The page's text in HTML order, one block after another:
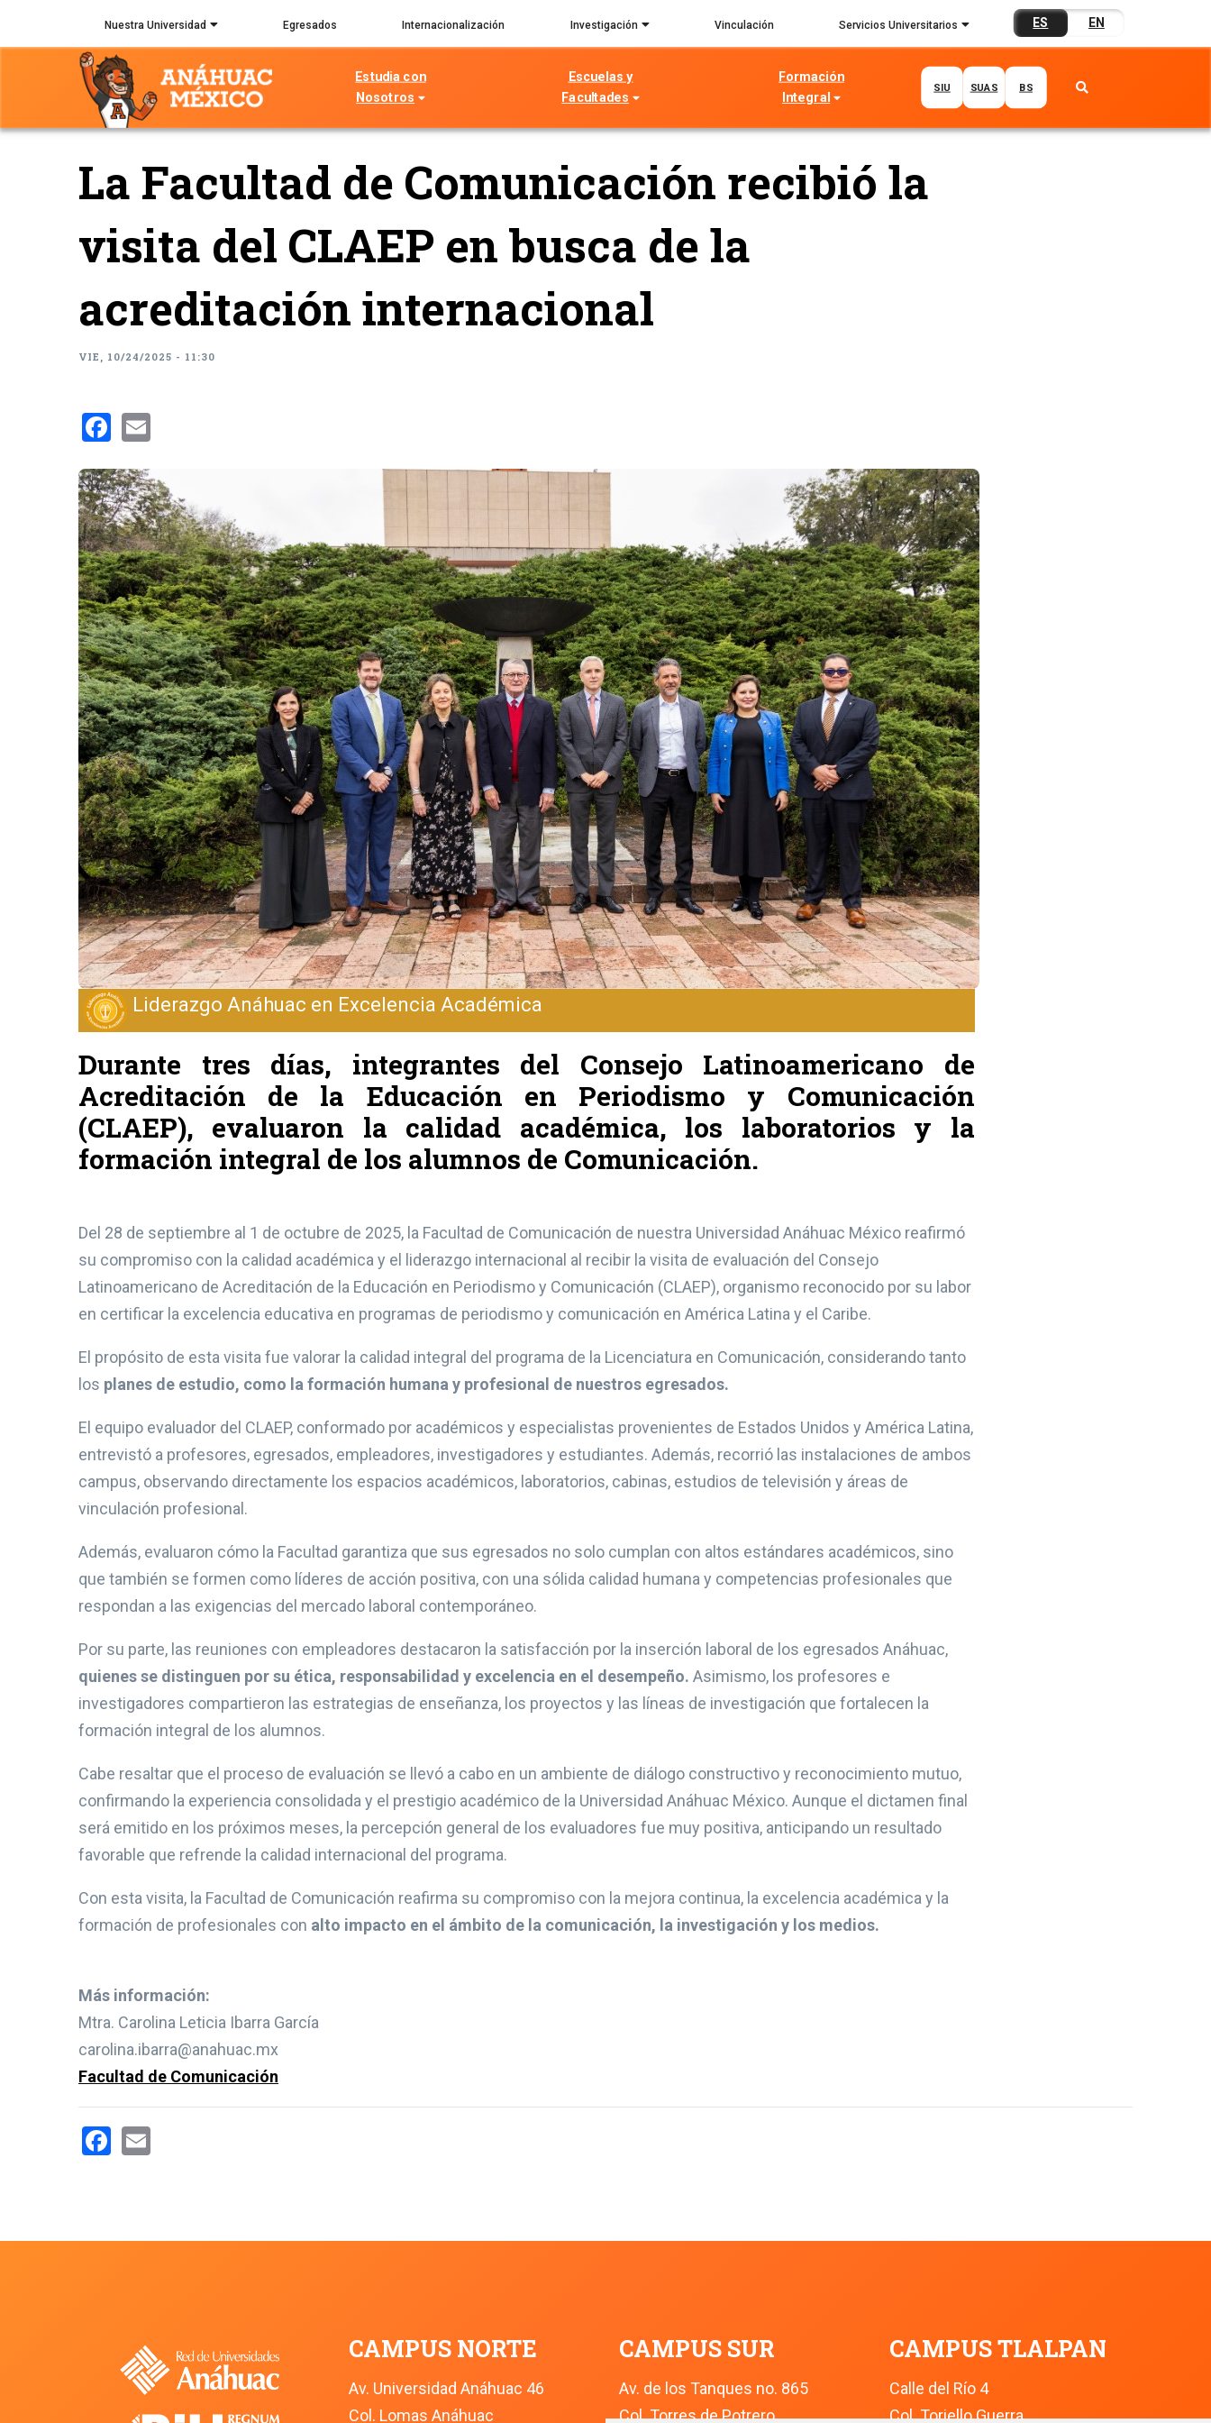
Nuestra Universidad Egresados Internacionalización Investigación Vinculación Servicios Universitarios ES EN
Estudia con
Nosotros
Escuelas y
Facultades
Formación
Integral
SIU SUAS BS
La Facultad de Comunicación recibió la
visita del CLAEP en busca de la
acreditación internacional
VIE, 10/24/2025 - 11:30
Facebook
Liderazgo Anáhuac en Excelencia Académica
Durante tres días, integrantes del Consejo Latinoamericano de
Acreditación de la Educación en Periodismo y Comunicación
(CLAEP), evaluaron la calidad académica, los laboratorios y la
formación integral de los alumnos de Comunicación.
Del 28 de septiembre al 1 de octubre de 2025, la Facultad de Comunicación de nuestra Universidad Anáhuac México reafirmó
su compromiso con la calidad académica y el liderazgo internacional al recibir la visita de evaluación del Consejo
Latinoamericano de Acreditación de la Educación en Periodismo y Comunicación (CLAEP), organismo reconocido por su labor
en certificar la excelencia educativa en programas de periodismo y comunicación en América Latina y el Caribe.
El propósito de esta visita fue valorar la calidad integral del programa de la Licenciatura en Comunicación, considerando tanto
los planes de estudio, como la formación humana y profesional de nuestros egresados.
El equipo evaluador del CLAEP, conformado por académicos y especialistas provenientes de Estados Unidos y América Latina,
entrevistó a profesores, egresados, empleadores, investigadores y estudiantes. Además, recorrió las instalaciones de ambos
campus, observando directamente los espacios académicos, laboratorios, cabinas, estudios de televisión y áreas de
vinculación profesional.
Además, evaluaron cómo la Facultad garantiza que sus egresados no solo cumplan con altos estándares académicos, sino
que también se formen como líderes de acción positiva, con una sólida calidad humana y competencias profesionales que
respondan a las exigencias del mercado laboral contemporáneo.
Por su parte, las reuniones con empleadores destacaron la satisfacción por la inserción laboral de los egresados Anáhuac,
quienes se distinguen por su ética, responsabilidad y excelencia en el desempeño. Asimismo, los profesores e
investigadores compartieron las estrategias de enseñanza, los proyectos y las líneas de investigación que fortalecen la
formación integral de los alumnos.
Cabe resaltar que el proceso de evaluación se llevó a cabo en un ambiente de diálogo constructivo y reconocimiento mutuo,
confirmando la experiencia consolidada y el prestigio académico de la Universidad Anáhuac México. Aunque el dictamen final
será emitido en los próximos meses, la percepción general de los evaluadores fue muy positiva, anticipando un resultado
favorable que refrende la calidad internacional del programa.
Con esta visita, la Facultad de Comunicación reafirma su compromiso con la mejora continua, la excelencia académica y la
formación de profesionales con alto impacto en el ámbito de la comunicación, la investigación y los medios.
Más información:
Mtra. Carolina Leticia Ibarra García
carolina.ibarra@anahuac.mx
Facultad de Comunicación
Facebook
CAMPUS NORTE
Av. Universidad Anáhuac 46
Col. Lomas Anáhuac
CAMPUS SUR
Av. de los Tanques no. 865
Col. Torres de Potrero
CAMPUS TLALPAN
Calle del Río 4
Col. Toriello Guerra